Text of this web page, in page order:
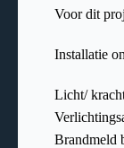
Voor dit
Installatie
Licht/
Brandmeld